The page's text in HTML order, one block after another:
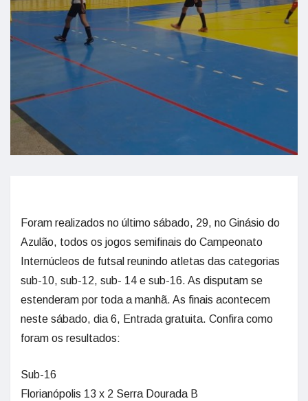
Foram realizados no último sábado, 29, no Ginásio do
Azulão, todos os jogos semifinais do Campeonato
Internúcleos de futsal reunindo atletas das categorias
sub-10, sub-12, sub- 14 e sub-16. As disputam se
estenderam por toda a manhã. As finais acontecem
neste sábado, dia 6, Entrada gratuita. Confira como
foram os resultados:
Sub-16
Florianópolis 13 x 2 Serra Dourada B